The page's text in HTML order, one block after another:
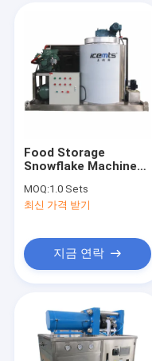
회사 소개
연락처
펠릿 얼음 제조기
상업적 얼음 생성 장치
야외 얼음 생성 장치
산업적 얼음 생성 장치
자동 제빙기
Food Storage
Snowflake Machine
MOQ:1.0 Sets
최신 가격 받기
지금 연락